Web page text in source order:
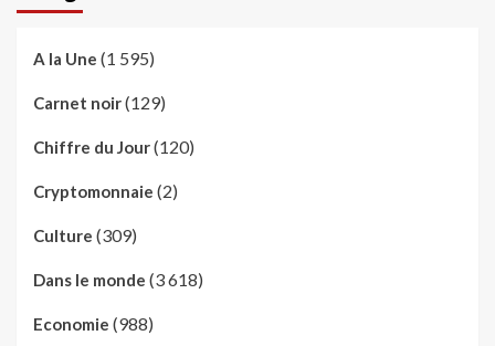
A la Une (1 595)
Carnet noir(129)
Chiffre du Jour(120)
Cryptomonnaie (2)
Culture (309)
Dans le monde (3 618)
Economie (988)